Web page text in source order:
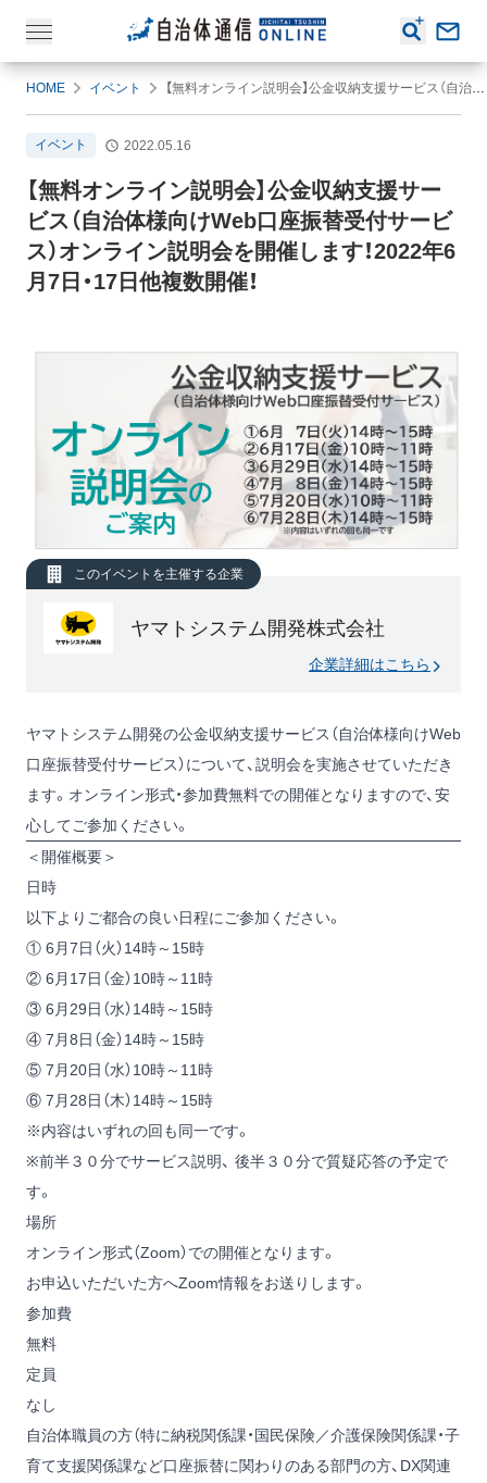
HOME イベント 【無料オンライン説明会】公金収納支援サービス（自治体様向けWeb口座振替受付サービス）オンライン説明会を開催します！2022年6月7日・17日他複数開催！
イベント 2022.05.16
【無料オンライン説明会】公金収納支援サー
ビス（自治体様向けWeb口座振替受付サービ
ス）オンライン説明会を開催します！2022年6
月7日・17日他複数開催！
このイベントを主催する企業
ヤマトシステム開発株式会社
企業詳細はこちら
ヤマトシステム開発の公金収納支援サービス（自治体様向けWeb
口座振替受付サービス）について、説明会を実施させていただき
ます。オンライン形式・参加費無料での開催となりますので、安
心してご参加ください。
＜開催概要＞
日時
以下よりご都合の良い日程にご参加ください。
① 6月7日（火）14時～15時
② 6月17日（金）10時～11時
③ 6月29日（水）14時～15時
④ 7月8日（金）14時～15時
⑤ 7月20日（水）10時～11時
⑥ 7月28日（木）14時～15時
※内容はいずれの回も同一です。
※前半３０分でサービス説明、 後半３０分で質疑応答の予定で
す。
場所
オンライン形式（Zoom）での開催となります。
お申込いただいた方へZoom情報をお送りします。
参加費
無料
定員
なし
自治体職員の方（特に納税関係課・国民保険／介護保険関係課・子
育て支援関係課など口座振替に関わりのある部門の方、DX関連